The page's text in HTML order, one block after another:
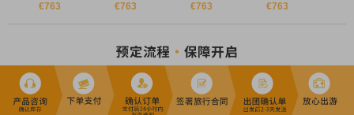
€763
€763
€763
€763